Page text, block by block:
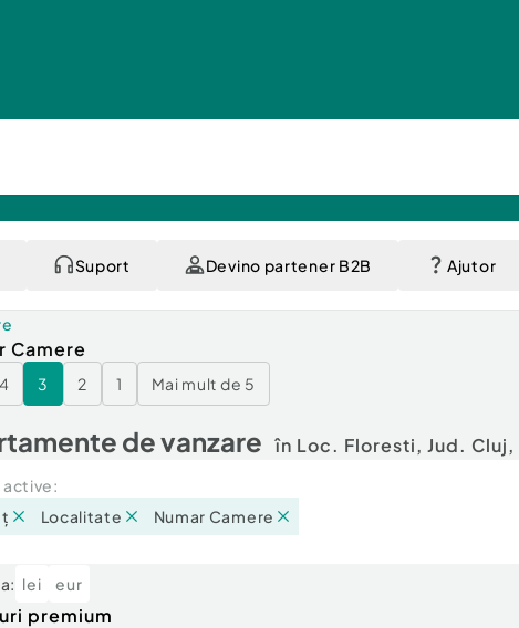
Suport Devino partener B2B Ajutor
Camere
4 3 2 1 Mai mult de 5
de vanzare în Loc. Floresti, Jud. Cluj,
active:
Localitate Numar Camere
lei eur
premium